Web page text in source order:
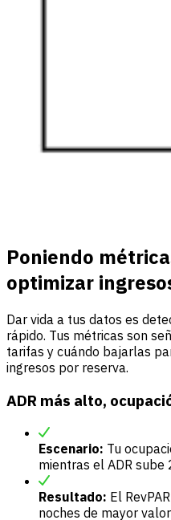
Poniendo
optimizar
Dar vida a tus datos es
rápido. Tus métricas son
tarifas y cuándo bajarlas
ingresos por reserva.
ADR más alto,
Escenario: Tu
mientras el ADR sube
Resultado: El
noches de mayor